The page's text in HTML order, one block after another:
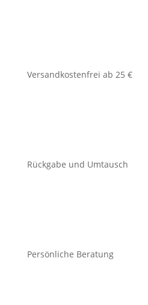
Versandkostenfrei ab 25 €
Rückgabe und Umtausch
Persönliche Beratung